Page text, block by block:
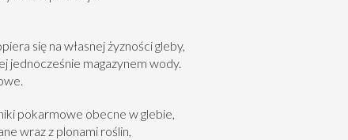
się na własnej żyzności gleby,
jednocześnie magazynem wody.
pokarmowe obecne w glebie,
wraz z plonami roślin,